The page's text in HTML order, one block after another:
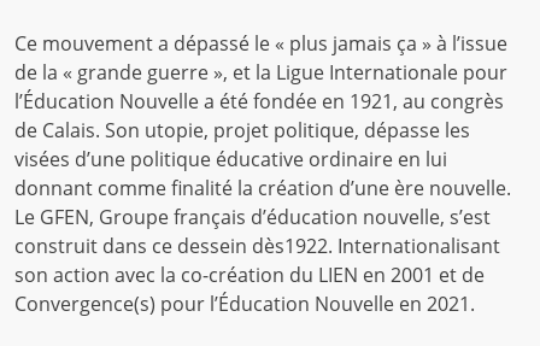
Ce mouvement a dépassé le « plus jamais ça » à l’issue
de la « grande guerre », et la Ligue Internationale pour
l’Éducation Nouvelle a été fondée en 1921, au congrès
de Calais. Son utopie, projet politique, dépasse les
visées d’une politique éducative ordinaire en lui
donnant comme finalité la création d’une ère nouvelle.
Le GFEN, Groupe français d’éducation nouvelle, s’est
construit dans ce dessein dès1922. Internationalisant
son action avec la co-création du LIEN en 2001 et de
Convergence(s) pour l’Éducation Nouvelle en 2021.